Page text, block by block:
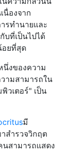
นื่องจาก
รทำนายและ
บที่เป็นไปได้
อยที่สุด
นึ่งของความ
ามสามารถใน
เตอร์" เป็น
มี
สำรวจวิกฤต
สามารถแสดง